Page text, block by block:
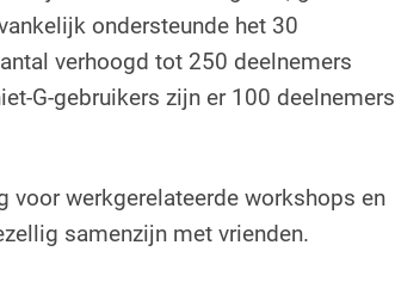
ondersteunde het 30
verhoogd tot 250 deelnemers
G-gebruikers zijn er 100 deelnemers
voor werkgerelateerde workshops en
samenzijn met vrienden.